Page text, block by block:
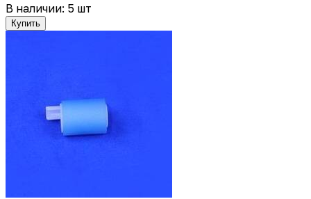
В наличии: 5 шт
Купить